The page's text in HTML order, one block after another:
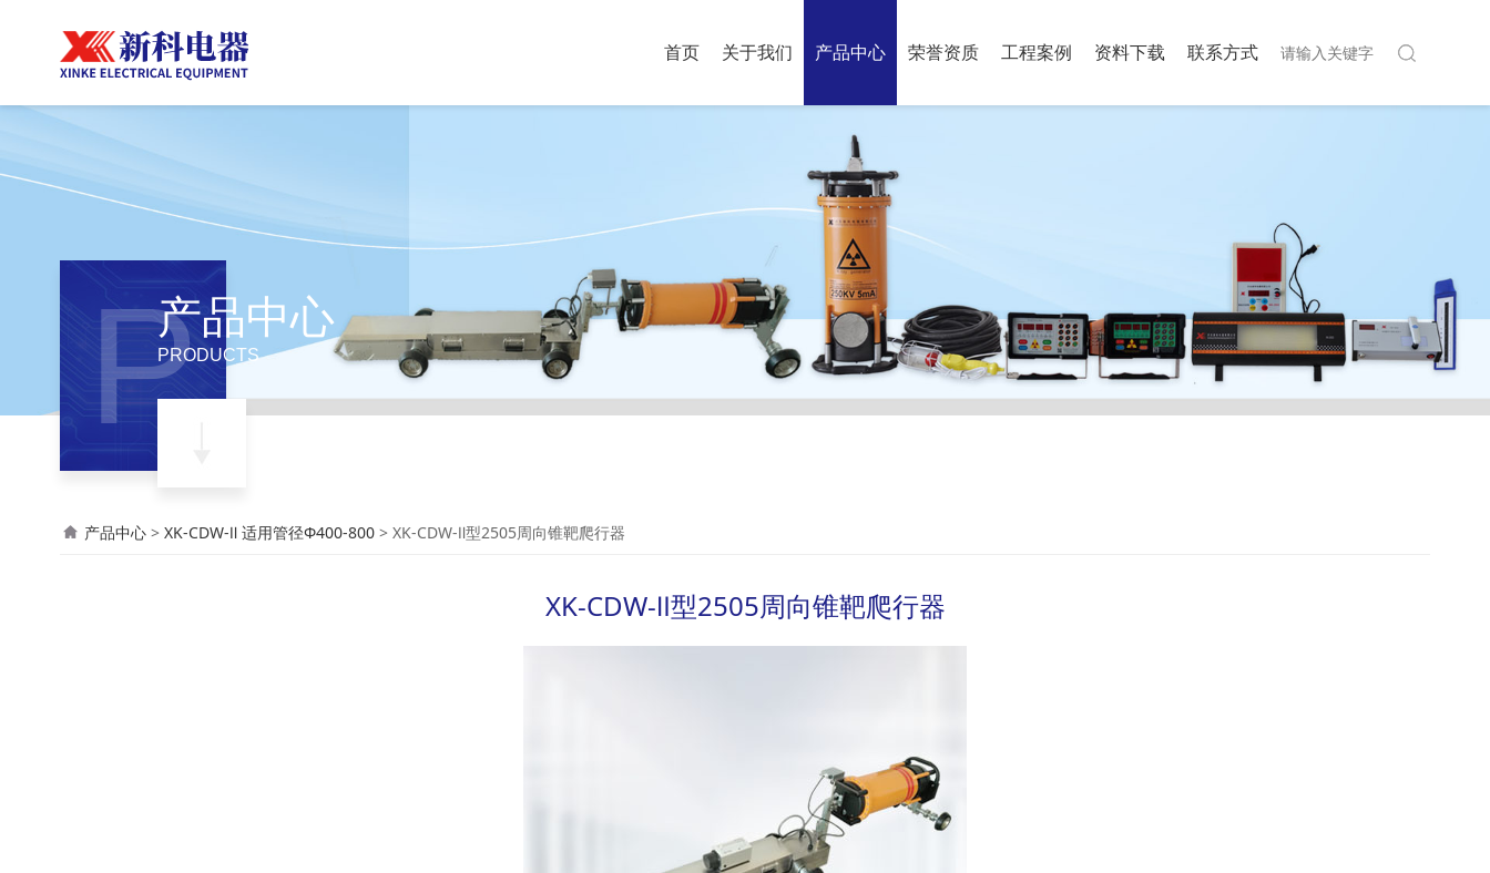
首页 关于我们 产品中心 荣誉资质 工程案例 资料下载 联系方式
P产品中心
PRODUCTS
XK-CDW-Ⅱ型2505周向锥靶爬行器
产品中心> XK-CDW-Ⅱ 适用管径Φ400-800> XK-CDW-Ⅱ型2505周向锥靶爬行器
XK-CDW-Ⅱ型2505周向锥靶爬行器